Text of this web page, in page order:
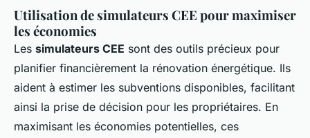
Utilisation de simulateurs CEE pour maximiser
les économies
Les simulateurs CEE sont des outils précieux pour
planifier financièrement la rénovation énergétique. Ils
aident à estimer les subventions disponibles, facilitant
ainsi la prise de décision pour les propriétaires. En
maximisant les économies potentielles, ces